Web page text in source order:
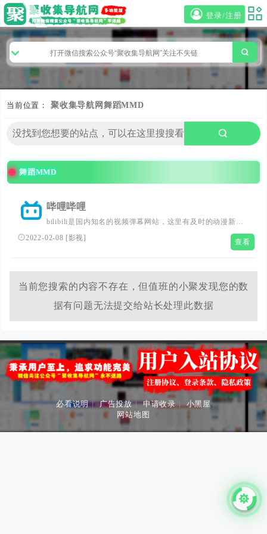
登录/注册
当前位置： 聚收集导航网 舞蹈MMD
舞蹈MMD
哔哩哔哩
bilibili是国内知名的视频弹幕网站，这里有及时的动漫新
番，活跃的ACG氛围，有创意的Up主。大家可以在这里找
2022-02-08 [影视] 查看
当前您搜索的内容不存在，但值班的小聚发现您的数
据有问题无法提交给站长处理此数据
必看说明 | 广告投放 | 申请收录 |
小黑屋
网站地图